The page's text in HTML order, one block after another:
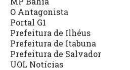
O Antagonista
Portal G1
Prefeitura de Ilhéus
Prefeitura de Itabuna
Prefeitura de Salvador
UOL Notícias